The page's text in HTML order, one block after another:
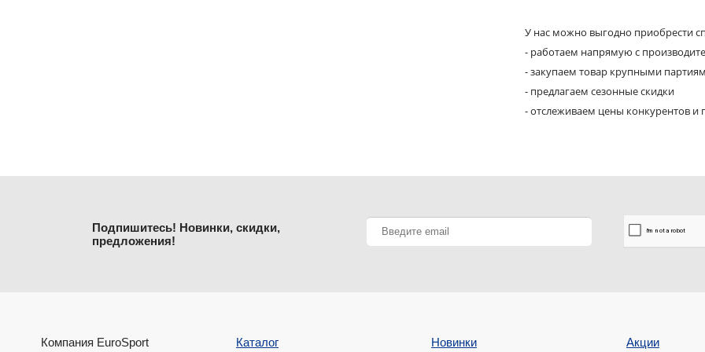
У нас можно выгодно приобрести
- работаем напрямую с
- закупаем товар крупными
- предлагаем сезонные скидки
- отслеживаем цены конкурентов и
Подпишитесь! Новинки, скидки,
предложения!
Компания EuroSport Каталог Новинки Акции